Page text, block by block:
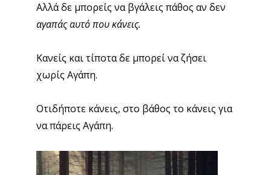
Αλλά δε μπορείς να βγάλεις πάθος αν δεν
αγαπάς αυτό που κάνεις.
Κανείς και τίποτα δε μπορεί να ζήσει
χωρίς Αγάπη.
Οτιδήποτε κάνεις, στο βάθος το κάνεις για
να πάρεις Αγάπη.